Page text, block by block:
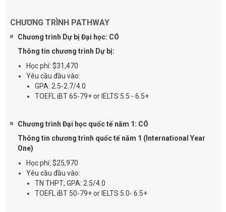
CHƯƠNG TRÌNH PATHWAY
Chương trình Dự bị Đại học: CÓ
Thông tin chương trình Dự bị:
Học phí: $31,470
Yêu cầu đầu vào:
GPA: 2.5-2.7/4.0
TOEFL iBT 65-79+ or IELTS 5.5 - 6.5+
Chương trình Đại học quốc tế năm 1: CÓ
Thông tin chương trình quốc tế năm 1 (International Year
One)
Học phí: $25,970
Yêu cầu đầu vào:
TN THPT; GPA: 2.5/4.0
TOEFL iBT 50-79+ or IELTS 5.0- 6.5+